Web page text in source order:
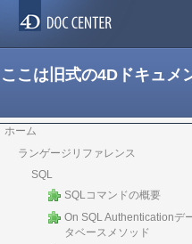
ここは旧式の4Dドキュメ
ホーム
ランゲージリファレンス
SQL
SQLコマンドの概要
On SQL Authenticationデ
タベースメソッド